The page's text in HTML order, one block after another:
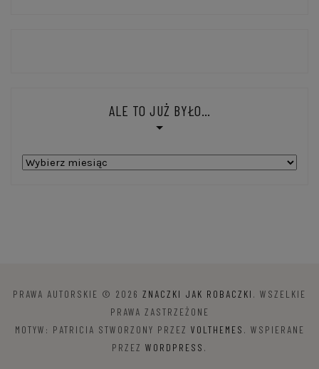
ALE TO JUŻ BYŁO…
Ale
PRAWA AUTORSKIE © 2026 ZNACZKI JAK ROBACZKI . WSZELKIE
PRAWA ZASTRZEŻONE
MOTYW: PATRICIA STWORZONY PRZEZ VOLTHEMES . WSPIERANE
PRZEZ WORDPRESS .